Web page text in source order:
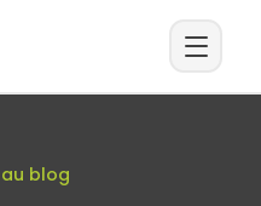
blog